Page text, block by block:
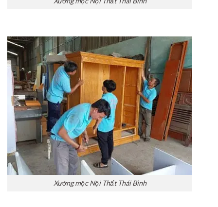
Xưởng mộc Nội Thất Thái Bình